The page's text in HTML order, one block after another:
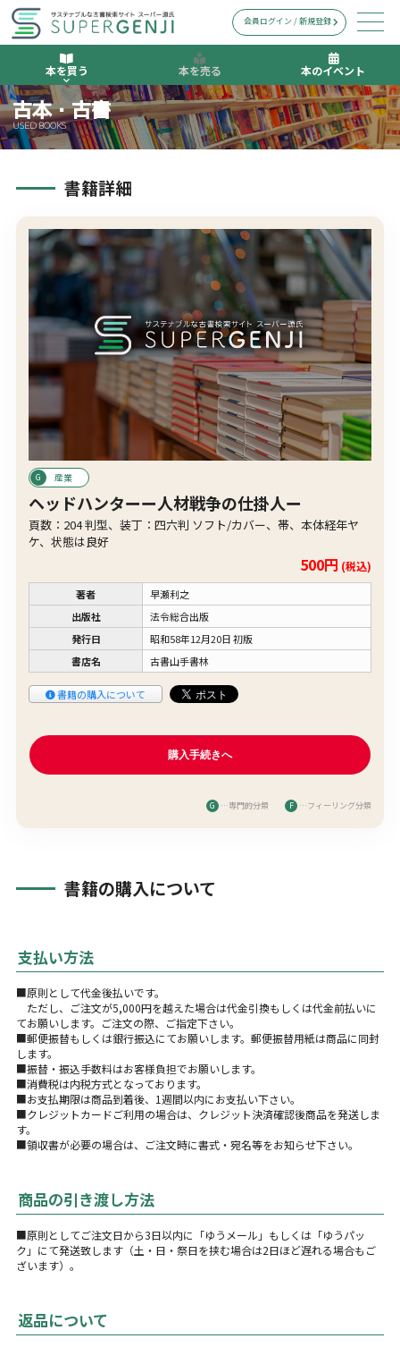
本を買う 本を売る 本のイベント
会員ログイン / 新規登録
古本・古書
USED BOOKS
書籍詳細
産業
ヘッドハンターー人材戦争の仕掛人ー
頁数：204 判型、装丁：四六判 ソフト/カバー、帯、本体経年ヤ
ケ、状態は良好
500円 (税込)
著者
早瀬利之
出版社
法令総合出版
発行日
昭和58年12月20日 初版
書店名
古書山手書林
書籍の購入について
G …専門的分類 F …フィーリング分類
書籍の購入について
支払い方法
■原則として代金後払いです。
ただし、ご注文が5,000円を越えた場合は代金引換もしくは代金前払いに
てお願いします。ご注文の際、ご指定下さい。
■郵便振替もしくは銀行振込にてお願いします。郵便振替用紙は商品に同封
します。
■振替・振込手数料はお客様負担でお願いします。
■消費税は内税方式となっております。
■お支払期限は商品到着後、1週間以内にお支払い下さい。
■クレジットカードご利用の場合は、クレジット決済確認後商品を発送しま
す。
■領収書が必要の場合は、ご注文時に書式・宛名等をお知らせ下さい。
商品の引き渡し方法
■原則としてご注文日から3日以内に「ゆうメール」もしくは「ゆうパッ
ク」にて発送致します（土・日・祭日を挟む場合は2日ほど遅れる場合もご
ざいます）。
返品について